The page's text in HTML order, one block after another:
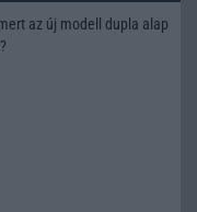
az új modell dupla alap